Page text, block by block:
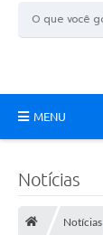
MENU
Departamentos
Notícias
Notícias